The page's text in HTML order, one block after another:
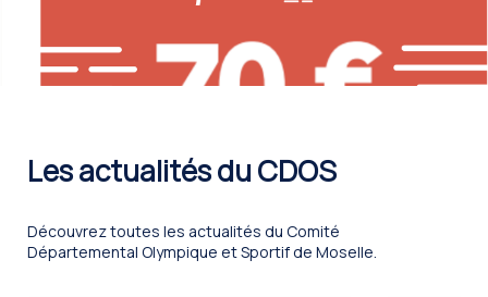
Les actualités du CDOS
Découvrez toutes les actualités du Comité
Départemental Olympique et Sportif de Moselle.